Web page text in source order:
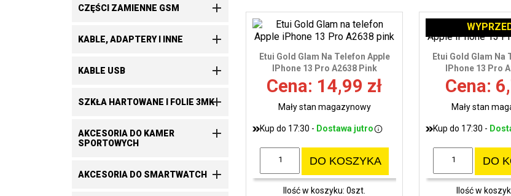
CZĘŚCI ZAMIENNE GSM 
KABLE, ADAPTERY I INNE 
KABLE USB 
SZKŁA HARTOWANE I FOLIE 3MK
AKCESORIA DO KAMER
SPORTOWYCH

AKCESORIA DO SMARTWATCH 
Etui Gold Glam Na Telefon Apple
IPhone 13 Pro A2638 Pink
Cena: 14,99 zł
Mały stan magazynowy
Kup do 17:30 - Dostawa jutro
DO KOSZYKA
Ilość w koszyku: 0szt.
Etui Gold Glam Na
IPhone 13 Pro
Cena:
Mały stan
Kup do 17:30 -
DO
Ilość w